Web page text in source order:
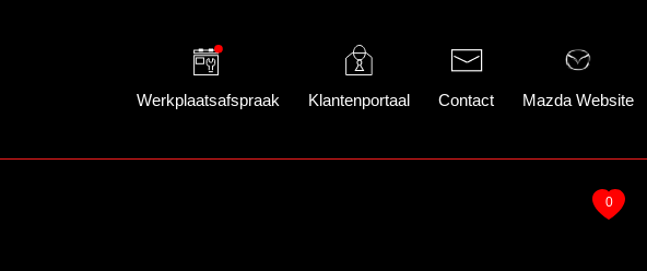
Werkplaatsafspraak Klantenportaal Contact Mazda Website
0